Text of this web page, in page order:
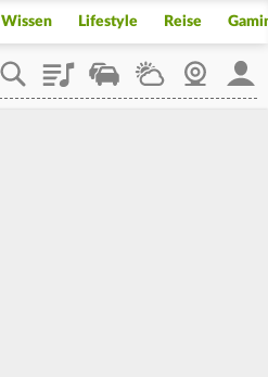
Wissen Lifestyle Reise
PlaylistStaupilotWetterWebcam